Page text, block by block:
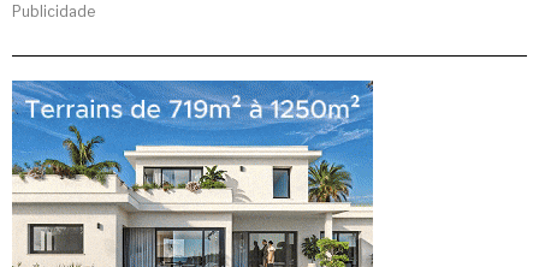
Publicidade